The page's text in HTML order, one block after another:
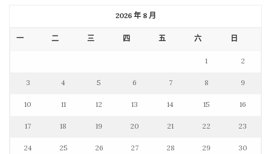
2026 年 8 月
一 二 三 四 五 六 日
1 2
3 4 5 6 7 8 9
10 11 12 13 14 15 16
17 18 19 20 21 22 23
24 25 26 27 28 29 30